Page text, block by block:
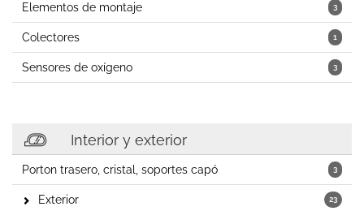
3
Elementos de montaje
1
Colectores
3
Sensores de oxígeno
Interior y exterior
3
Porton trasero, cristal, soportes capó
23
Exterior